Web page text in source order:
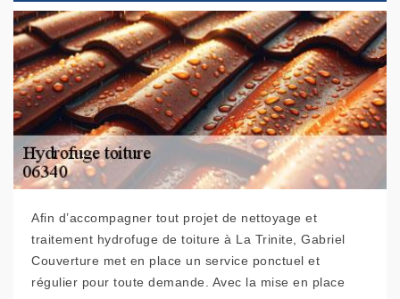
Afin d’accompagner tout projet de nettoyage et
traitement hydrofuge de toiture à La Trinite, Gabriel
Couverture met en place un service ponctuel et
régulier pour toute demande. Avec la mise en place